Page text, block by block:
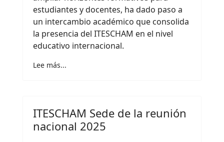
estudiantes y docentes, ha dado paso a
un intercambio académico que consolida
la presencia del ITESCHAM en el nivel
educativo internacional.
Lee más...
ITESCHAM Sede de la reunión
nacional 2025